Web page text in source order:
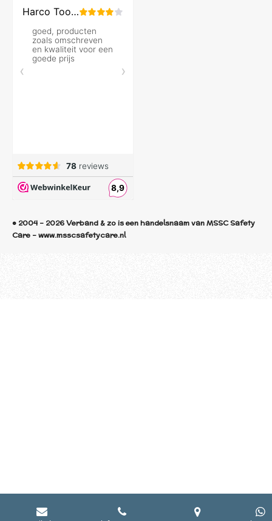
© 2004 - 2026 Verband & zo is een handelsnaam van MSSC Safety
Care - www.msscsafetycare.nl